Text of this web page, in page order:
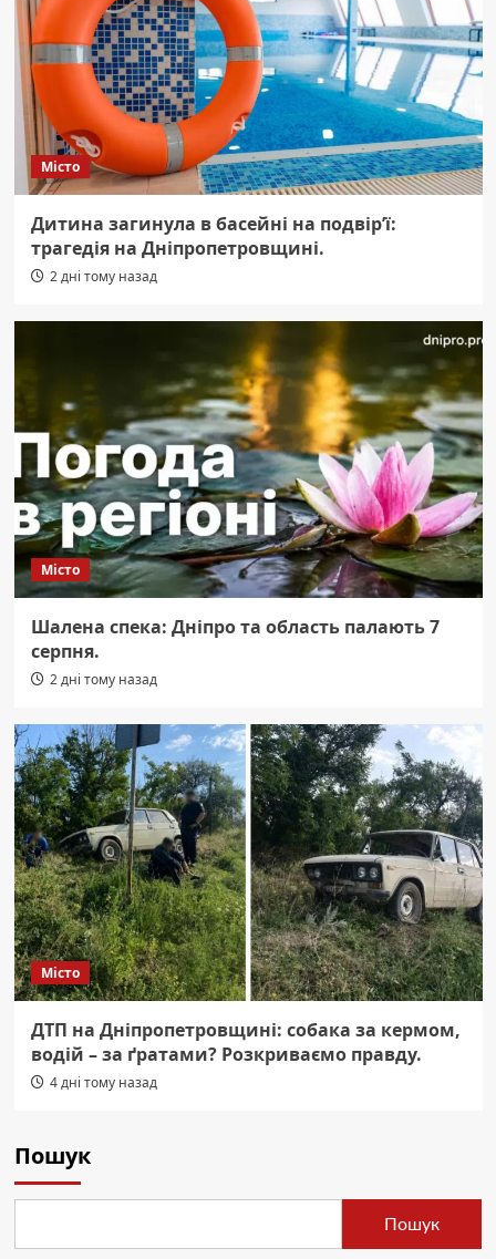
Місто
Дитина загинула в басейні на подвір’ї:
трагедія на Дніпропетровщині.
2 дні тому назад
Місто
Шалена спека: Дніпро та область палають 7
серпня.
2 дні тому назад
Місто
ДТП на Дніпропетровщині: собака за кермом,
водій – за ґратами? Розкриваємо правду.
4 дні тому назад
Пошук
Пошук